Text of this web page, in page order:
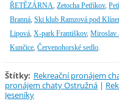
ŘETĚZÁRNA,Zetocha Petříkov,
Branná,Ski klub Ramzová pod
Lipová,X-park Františkov,Miroslav
Kunčice,Červenohorské sedlo.
Štítky: Rekreační pronájem
pronájem chaty Ostružná |
Jeseníky